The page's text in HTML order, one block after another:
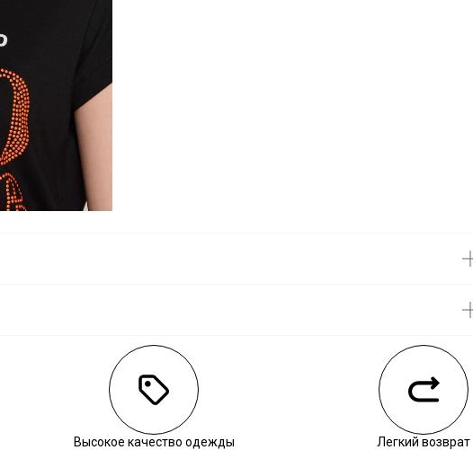
Высокое качество одежды Легкий возврат